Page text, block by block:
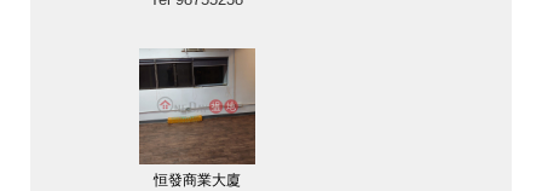
恒發商業大廈